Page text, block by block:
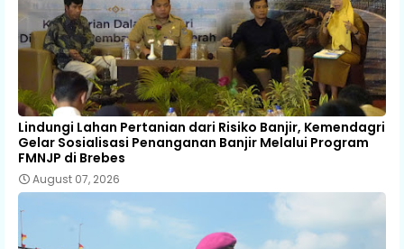
Lindungi Lahan Pertanian dari Risiko Banjir, Kemendagri
Gelar Sosialisasi Penanganan Banjir Melalui Program
FMNJP di Brebes
August 07, 2026